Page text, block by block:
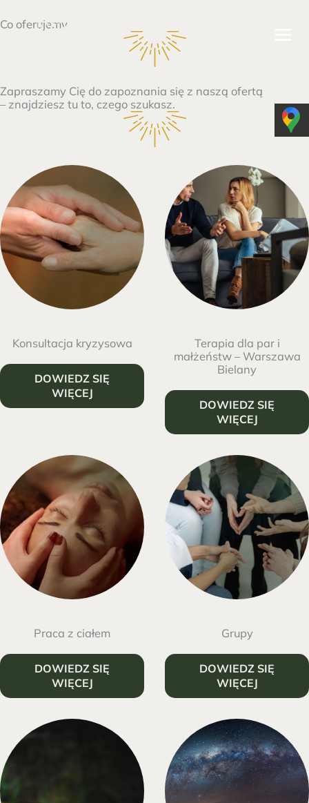
do
Co oferujemy
Zapraszamy Cię do zapoznania się z naszą ofertą
– znajdziesz tu to, czego szukasz.
Konsultacja kryzysowa
DOWIEDZ SIĘ
WIĘCEJ
Terapia dla par i
małżeństw – Warszawa
Bielany
DOWIEDZ SIĘ
WIĘCEJ
Praca z ciałem
DOWIEDZ SIĘ
WIĘCEJ
Grupy
DOWIEDZ SIĘ
WIĘCEJ